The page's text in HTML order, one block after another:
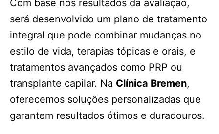
Com base nos resultados da avaliação,
será desenvolvido um plano de tratamento
integral que pode combinar mudanças no
estilo de vida, terapias tópicas e orais, e
tratamentos avançados como PRP ou
transplante capilar. Na Clínica Bremen,
oferecemos soluções personalizadas que
garantem resultados ótimos e duradouros.